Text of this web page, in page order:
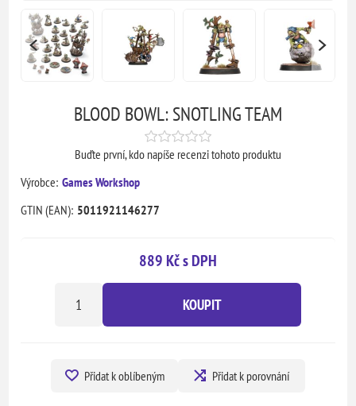
BLOOD BOWL: SNOTLING TEAM
Buďte první, kdo napíše recenzi tohoto produktu
Výrobce: Games Workshop
GTIN (EAN): 5011921146277
889 Kč s DPH
KOUPIT
Přidat k oblíbeným Přidat k porovnání